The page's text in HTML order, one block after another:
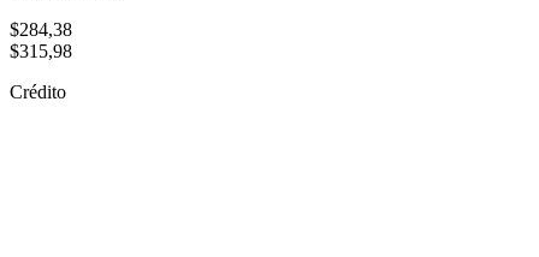
$284,38
$315,98
Crédito